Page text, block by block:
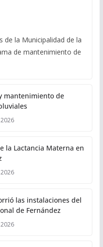
de la Municipalidad de la
de mantenimiento de
mantenimiento de
la Lactancia Materna en
las instalaciones del
de Fernández